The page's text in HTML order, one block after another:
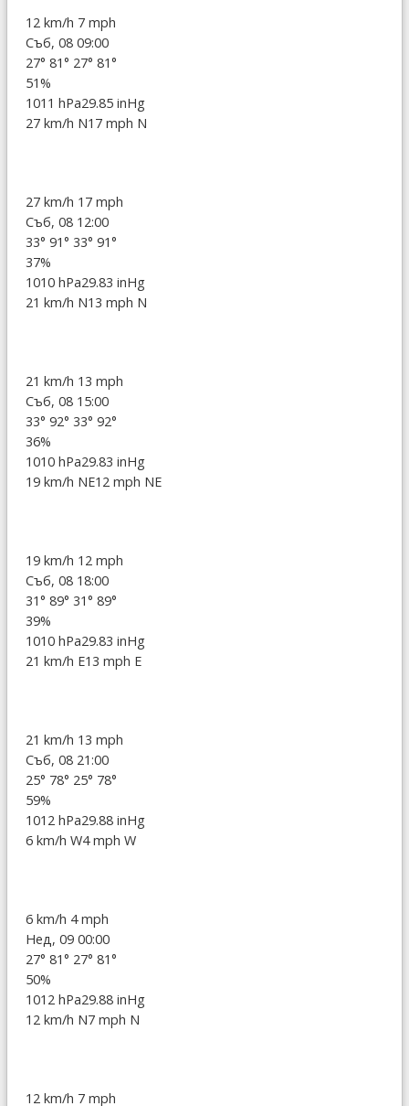
12 km/h 7 mph
Съб, 08 09:00
27° 81° 27° 81°
51%
1011 hPa29.85 inHg
27 km/h N17 mph N
27 km/h 17 mph
Съб, 08 12:00
33° 91° 33° 91°
37%
1010 hPa29.83 inHg
21 km/h N13 mph N
21 km/h 13 mph
Съб, 08 15:00
33° 92° 33° 92°
36%
1010 hPa29.83 inHg
19 km/h NE12 mph NE
19 km/h 12 mph
Съб, 08 18:00
31° 89° 31° 89°
39%
1010 hPa29.83 inHg
21 km/h E13 mph E
21 km/h 13 mph
Съб, 08 21:00
25° 78° 25° 78°
59%
1012 hPa29.88 inHg
6 km/h W4 mph W
6 km/h 4 mph
Нед, 09 00:00
27° 81° 27° 81°
50%
1012 hPa29.88 inHg
12 km/h N7 mph N
12 km/h 7 mph